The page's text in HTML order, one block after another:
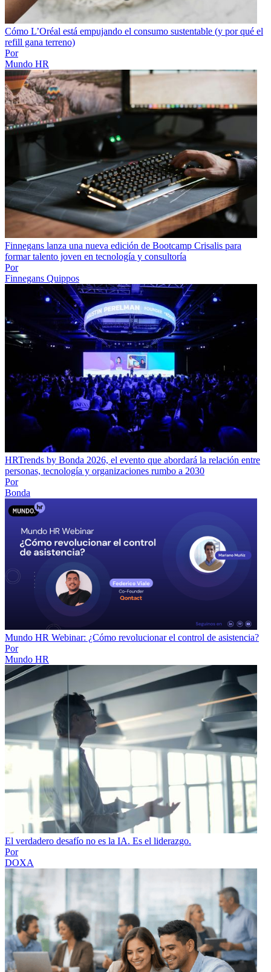
Cómo L’Oréal está empujando el consumo sustentable (y por qué el
refill gana terreno)
Por
Mundo HR
Finnegans lanza una nueva edición de Bootcamp Crisalis para
formar talento joven en tecnología y consultoría
Por
Finnegans Quippos
HRTrends by Bonda 2026, el evento que abordará la relación entre
personas, tecnología y organizaciones rumbo a 2030
Por
Bonda
Mundo HR Webinar: ¿Cómo revolucionar el control de asistencia?
Por
Mundo HR
El verdadero desafío no es la IA. Es el liderazgo.
Por
DOXA